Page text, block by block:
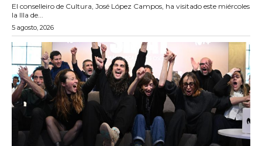
El conselleiro de Cultura, José López Campos, ha visitado este miércoles
la Illa de...
5 agosto, 2026